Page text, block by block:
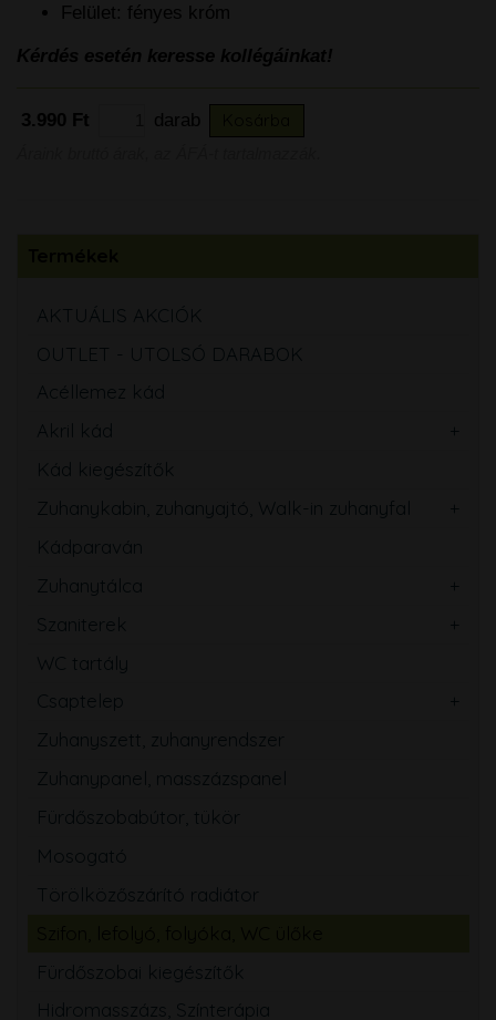
Felület: fényes króm
Kérdés esetén keresse kollégáinkat!
3.990 Ft darab
AKTUÁLIS AKCIÓK
OUTLET - UTOLSÓ DARABOK
Acéllemez kád
Akril kád
Kád kiegészítők
Zuhanykabin, zuhanyajtó, Walk-in zuhanyfal
Kádparaván
Zuhanytálca
Szaniterek
WC tartály
Csaptelep
Zuhanyszett, zuhanyrendszer
Zuhanypanel, masszázspanel
Fürdőszobabútor, tükör
Mosogató
Törölközőszárító radiátor
Fürdőszobai kiegészítők
Hidromasszázs, Színterápia